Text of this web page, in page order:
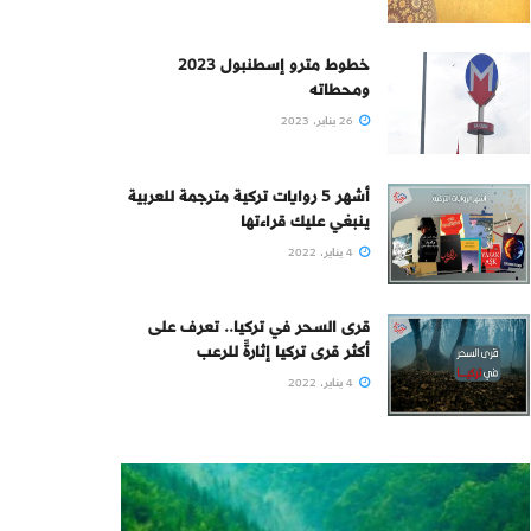
خطوط مترو إسطنبول 2023
ومحطاته
أشهر 5 روايات تركية مترجمة للعربية
ينبغي عليك قراءتها
قرى السحر في تركيا.. تعرف على
أكثر قرى تركيا إثارةً للرعب